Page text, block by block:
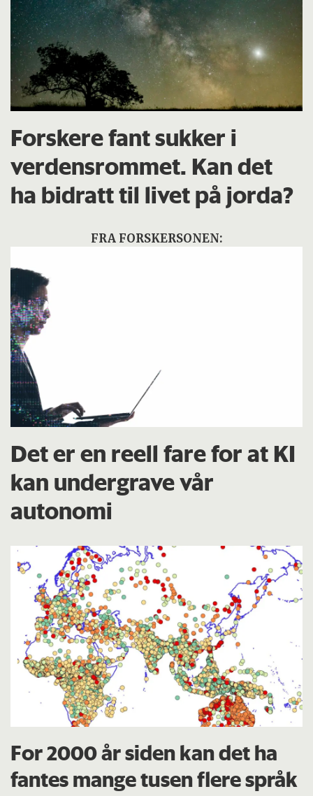
Forskere fant sukker i
verdensrommet. Kan det
ha bidratt til livet på jorda?
FRA FORSKERSONEN:
Det er en reell fare for at KI
kan undergrave vår
autonomi
For 2000 år siden kan det ha
fantes mange tusen flere språk